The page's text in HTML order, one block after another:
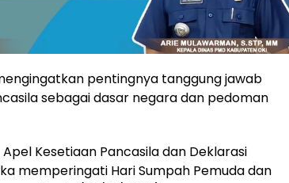
pentingnya tanggung jawab
sebagai dasar negara dan pedoman
Kesetiaan Pancasila dan Deklarasi
memperingati Hari Sumpah Pemuda dan